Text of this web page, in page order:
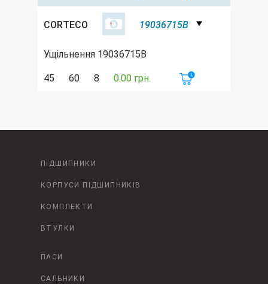
CORTECO 19036715B
Ущільнення 19036715B
45 60 8 0.00 грн.
ПІДШИПНИКИ
КОРПУСИ ПІДШИПНИКІВ
КОМПЛЕКТИ
ВТУЛКИ
ПАСИ
САЛЬНИКИ